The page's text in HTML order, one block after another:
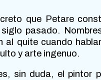
que Petare
siglo pasado.
al quite cuando
y arte ingenuo.
sin duda, el